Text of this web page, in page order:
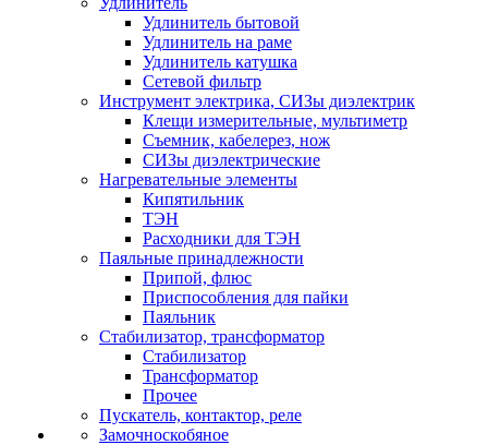
Удлинитель бытовой
Удлинитель на раме
Удлинитель катушка
Сетевой фильтр
Инструмент электрика, СИЗы диэлектрик
Клещи измерительные, мультиметр
Съемник, кабелерез, нож
СИЗы диэлектрические
Нагревательные элементы
Кипятильник
ТЭН
Расходники для ТЭН
Паяльные принадлежности
Припой, флюс
Приспособления для пайки
Паяльник
Стабилизатор, трансформатор
Стабилизатор
Трансформатор
Прочее
Пускатель, контактор, реле
Замочноскобяное